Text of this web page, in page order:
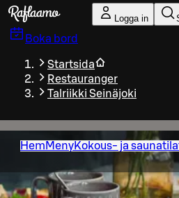
Gå till huvudinnehållet
Logga in
Boka bord
Startsida
Restauranger
Talriikki Seinäjoki
Hem MenyKokous- ja